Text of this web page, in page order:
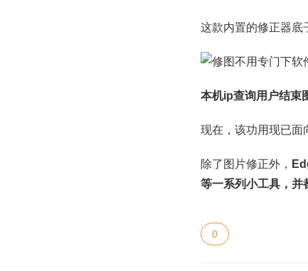
这款内置的修正器底
本机ip查询用户结束
现在，该功用现已面
除了图片修正外，
等一系列小工具，并
0